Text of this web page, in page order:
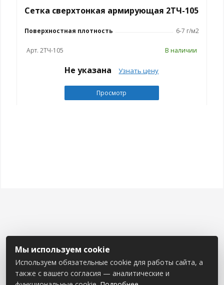
Сетка сверхтонкая армирующая 2ТЧ-105
Поверхностная плотность 6-7 г/м2
Арт. 2ТЧ-105 В наличии
Не указана Узнать цену
Просмотр
Мы используем cookie
Используем обязательные cookie для работы сайта, а
также с вашего согласия — аналитические и